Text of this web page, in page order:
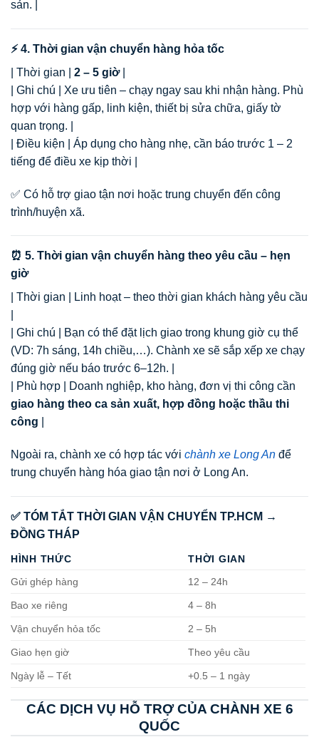
sản. |
⚡ 4. Thời gian vận chuyển hàng hỏa tốc
| Thời gian | 2 – 5 giờ|
| Ghi chú | Xe ưu tiên – chạy ngay sau khi nhận hàng. Phù
hợp với hàng gấp, linh kiện, thiết bị sửa chữa, giấy tờ
quan trọng. |
| Điều kiện | Áp dụng cho hàng nhẹ, cần báo trước 1 – 2
tiếng để điều xe kịp thời |
✅ Có hỗ trợ giao tận nơi hoặc trung chuyển đến công
trình/huyện xã.
⏰ 5. Thời gian vận chuyển hàng theo yêu cầu – hẹn
giờ
| Thời gian | Linh hoạt – theo thời gian khách hàng yêu cầu
| Ghi chú | Bạn có thể đặt lịch giao trong khung giờ cụ thể
(VD: 7h sáng, 14h chiều,…). Chành xe sẽ sắp xếp xe chạy
đúng giờ nếu báo trước 6–12h. |
| Phù hợp | Doanh nghiệp, kho hàng, đơn vị thi công cần
giao hàng theo ca sản xuất, hợp đồng hoặc thầu thi
công
Ngoài ra, chành xe có hợp tác với chành xe Long An để
trung chuyển hàng hóa giao tận nơi ở Long An.
✅ TÓM TẮT THỜI GIAN VẬN CHUYỂN TP.HCM →
ĐỒNG THÁP
HÌNH THỨC
THỜI GIAN
Gửi ghép hàng
12 – 24h
Bao xe riêng 4 – 8h
Vận chuyển hỏa tốc 2 – 5h
Giao hẹn giờ Theo yêu cầu
Ngày lễ – Tết +0.5 – 1 ngày
CÁC DỊCH VỤ HỖ TRỢ CỦA CHÀNH XE 6
QUỐC